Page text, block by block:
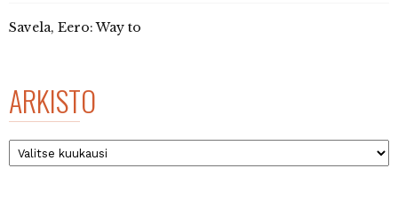
Savela, Eero: Way to
ARKISTO
Arkisto